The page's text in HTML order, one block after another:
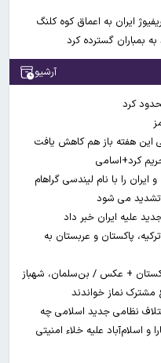
ایران به اعماق کوه کلنگ
به بمباران گسترده کرد
آرشیو
کرد
این هفته باز هم کاهش یافت
را با نام لیندسی گراهام
تشدید می شود
علیه ایران خبر داد
پاکستان و عربستان به
+ عکس / بن‌سلمان، شهباز
نماز خواندند
نظامی جدید اسلامی چه
و اسلام‌آباد علیه خلاء امنیتی